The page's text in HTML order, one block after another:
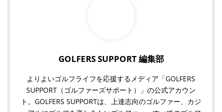
GOLFERS SUPPORT 編集部
よりよいゴルフライフを応援するメディア「GOLFERS
SUPPORT（ゴルファーズサポート）」の公式アカウン
ト。GOLFERS SUPPORTは、上達志向のゴルファー、カジ